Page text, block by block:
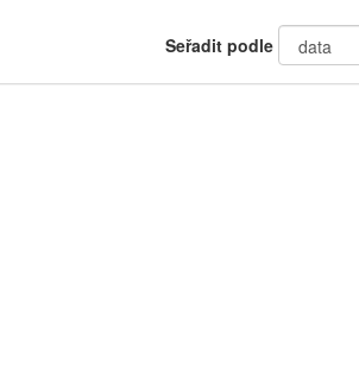
Seřadit podle